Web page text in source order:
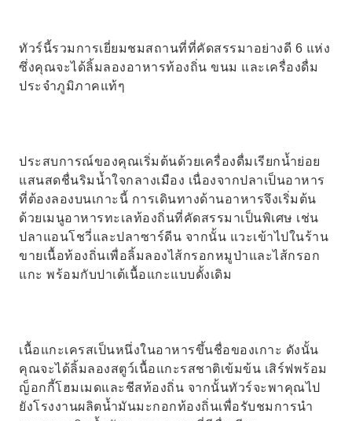
ทัวร์นี้รวมการเยี่ยมชมสถานที่ที่คัดสรรมาอย่างดี 6 แห่ง
ซึ่งคุณจะได้ลิ้มลองอาหารท้องถิ่น ขนม และเครื่องดื่ม
ประจำภูมิภาคแท้ๆ
ประสบการณ์ของคุณเริ่มต้นด้วยเครื่องดื่มเรียกน้ำย่อย
แสนสดชื่นริมน้ำใจกลางเมือง เนื่องจากปลาเป็นอาหาร
ที่ต้องลองบนเกาะนี้ การเดินทางด้านอาหารจึงเริ่มต้น
ด้วยเมนูอาหารทะเลท้องถิ่นที่คัดสรรมาเป็นพิเศษ เช่น
ปลาแอนโชวี่และปลาซาร์ดีน จากนั้น แวะเข้าไปในร้าน
ขายเนื้อท้องถิ่นเพื่อลิ้มลองไส้กรอกหมูป่าและไส้กรอก
แกะ พร้อมกับปาเต้เนื้อแกะแบบดั้งเดิม
เนื้อแกะเครสเป็นหนึ่งในอาหารขึ้นชื่อของเกาะ ดังนั้น
คุณจะได้ลิ้มลองสตูว์เนื้อแกะรสชาติเข้มข้น เสิร์ฟพร้อม
ญ็อกกี้โฮมเมดและชีสท้องถิ่น จากนั้นทัวร์จะพาคุณไป
ยังโรงงานผลิตน้ำมันมะกอกท้องถิ่นเพื่อรับชมการนำ